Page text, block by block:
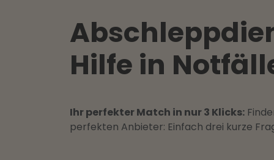
Hilfe in
Ihr perfekter Match in nur 3 Klicks:
perfekten Anbieter: Einfach drei kurze